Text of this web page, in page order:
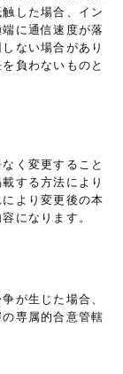
した場合、イン
に通信速度が落
ない場合があり
負わないものと
く変更すること
する方法により
より変更後の本
になります。
が生じた場合、
専属的合意管轄